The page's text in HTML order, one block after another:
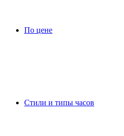
По цене
Стили и типы часов